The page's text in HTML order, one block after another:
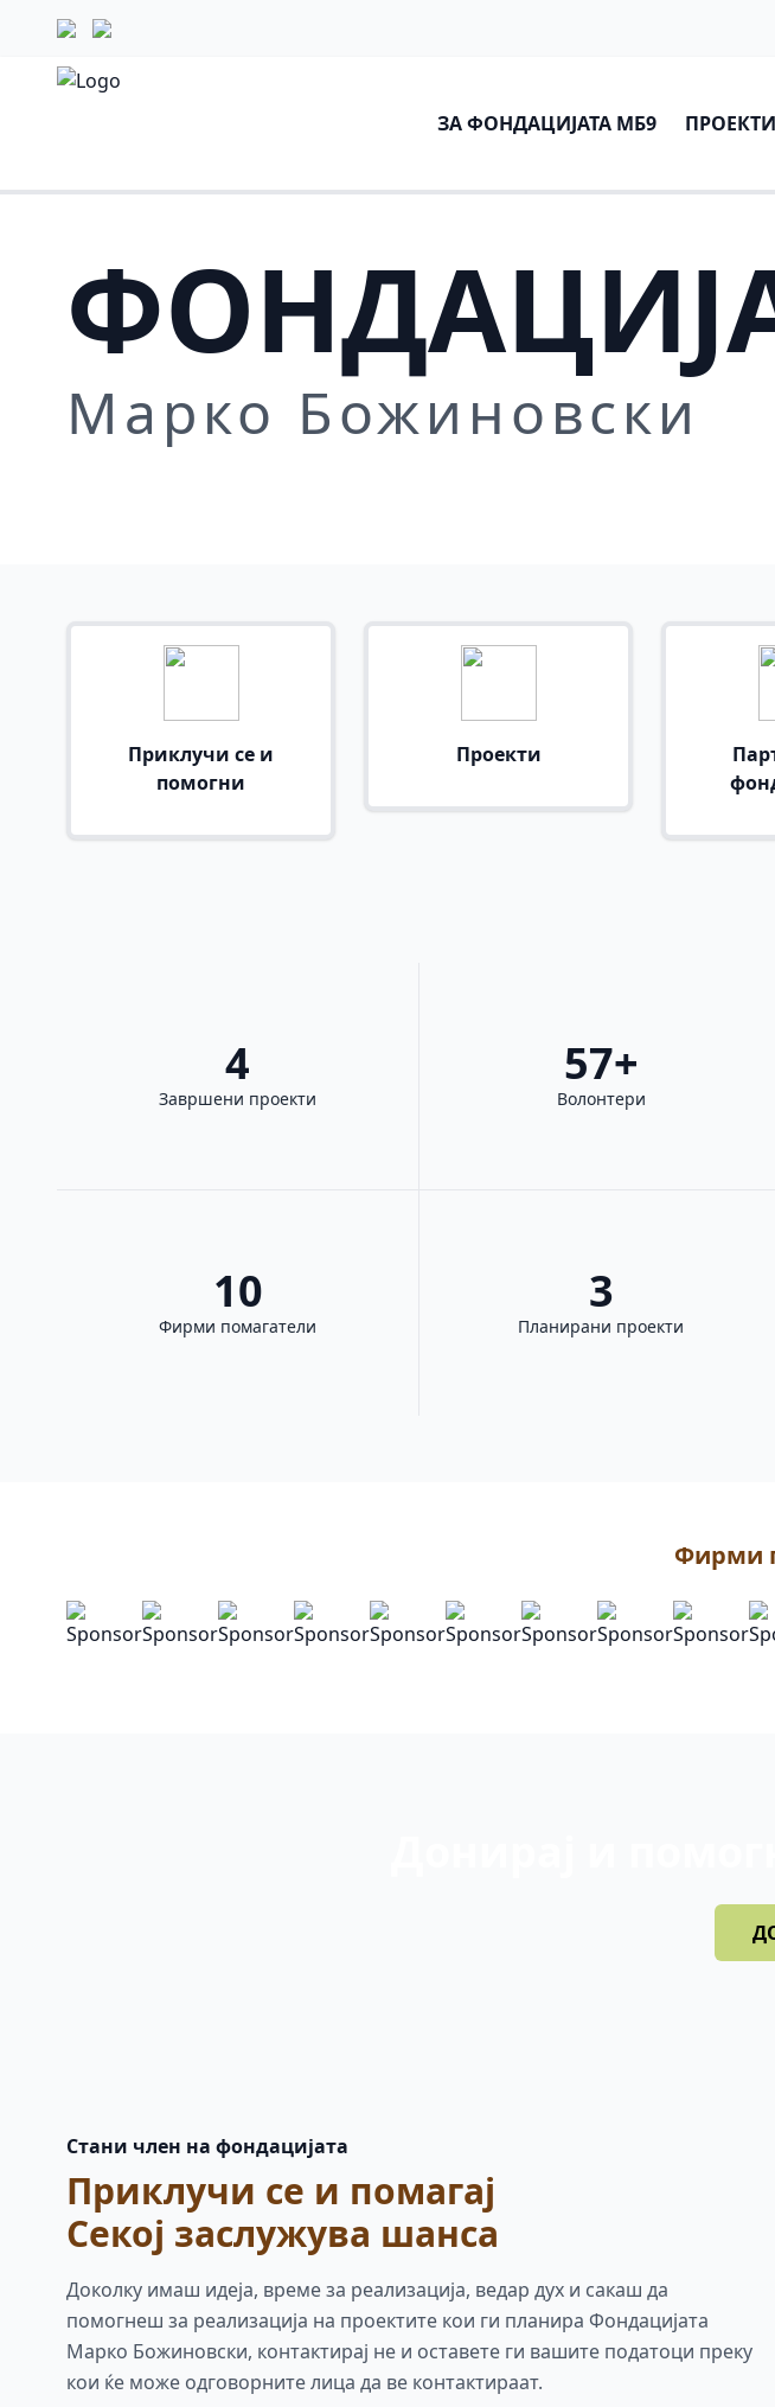
ЗА ФОНДАЦИЈАТА МБ9 ПРОЕКТИ
Марко Божиновски
Приклучи се и
помогни
Проекти
4
Завршени проекти
57+
Волонтери
10
Фирми помагатели
3
Планирани проекти
Фирми
Стани член на фондацијата
Приклучи се и помагај
Секој заслужува шанса
Доколку имаш идеја, време за реализација, ведар дух и сакаш да
помогнеш за реализација на проектите кои ги планира Фондацијата
Марко Божиновски, контактирај не и оставете ги вашите податоци преку
кои ќе може одговорните лица да ве контактираат.